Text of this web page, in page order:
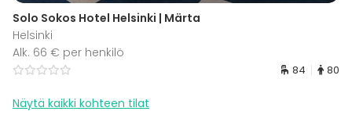
Solo Sokos Hotel Helsinki | Märta
Helsinki
Alk. 66 € per henkilö
84 80
Näytä kaikki kohteen tilat